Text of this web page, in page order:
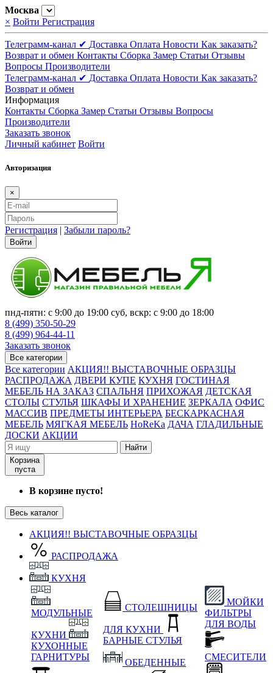
Москва
× Войти Регистрация
Телеграмм-канал ✔ Доставка Оплата Новости Как заказать?
Возврат и обмен Контакты Сборка Замер Статьи Отзывы
Вопросы Производители
Телеграмм-канал ✔ Доставка Оплата Новости Как заказать?
Возврат и обмен
Информация
Контакты Сборка Замер Статьи Отзывы Вопросы
Производители
Заказать звонок
Личный кабинет Войти
Авторизация
×
Регистрация | Забыли пароль?
Войти
пнд-пятн: с 9:00 до 19:00 суб, вскр: с 9:00 до 18:00
8 (499) 350-50-29
8 (499) 964-44-11
Заказать звонок
Все категории
Все категории АКЦИЯ!! ВЫСТАВОЧНЫЕ ОБРАЗЦЫ
РАСПРОДАЖА ДВЕРИ КУПЕ КУХНЯ ГОСТИНАЯ
МЕБЕЛЬ НА ЗАКАЗ СПАЛЬНЯ ПРИХОЖАЯ ДЕТСКАЯ
СТОЛЫ СТУЛЬЯ ШКАФЫ И ХРАНЕНИЕ ЗЕРКАЛА ОФИС
МАССИВ ПРЕДМЕТЫ ИНТЕРЬЕРА БЕСКАРКАСНАЯ
МЕБЕЛЬ МЯГКАЯ МЕБЕЛЬ HoReKa ДАЧА ГЛАДИЛЬНЫЕ
ДОСКИ АКЦИИ
Найти
Корзина
пуста
В корзине пусто!
Весь каталог
АКЦИЯ!! ВЫСТАВОЧНЫЕ ОБРАЗЦЫ
РАСПРОДАЖА
КУХНЯ
МОДУЛЬНЫЕ
КУХНИ
КУХОННЫЕ
ГАРНИТУРЫ
СТОЛЕШНИЦЫ
ДЛЯ КУХНИ
БАРНЫЕ СТУЛЬЯ
ОБЕДЕННЫЕ
МОЙКИ
ФИЛЬТРЫ
ДЛЯ ВОДЫ
СМЕСИТЕЛИ